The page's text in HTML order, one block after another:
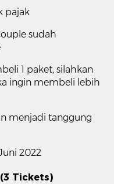
pajak
sudah
1 paket, silahkan
ingin membeli lebih
menjadi tanggung
2022
Tickets)